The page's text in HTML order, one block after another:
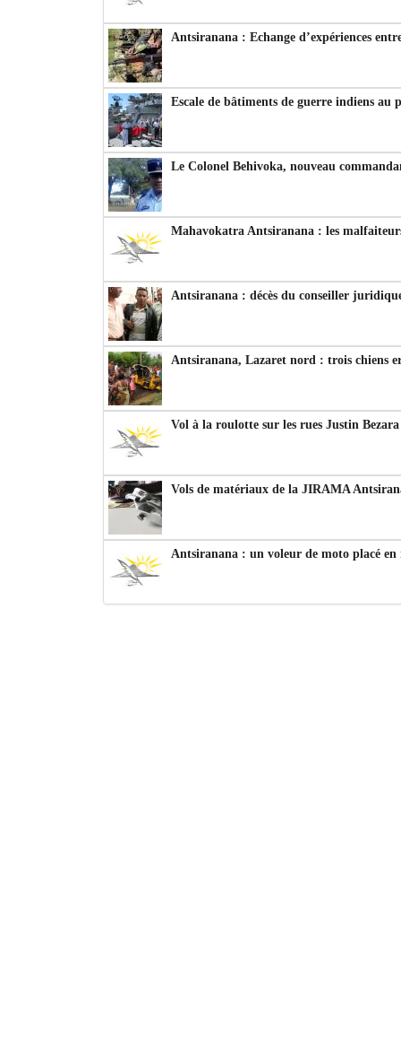
Antsiranana : Echange d’expériences
Escale de bâtiments de guerre indiens au
Le Colonel Behivoka, nouveau
Mahavokatra Antsiranana : les
Antsiranana : décès du conseiller
Antsiranana, Lazaret nord : trois chiens
Vol à la roulotte sur les rues Justin
Vols de matériaux de la JIRAMA
Antsiranana : un voleur de moto placé en